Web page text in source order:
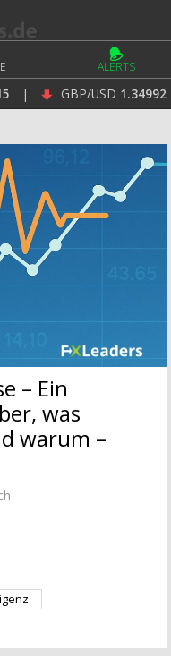
ALERTS
GBP/USD1.34992 |
– Ein
was
warum –